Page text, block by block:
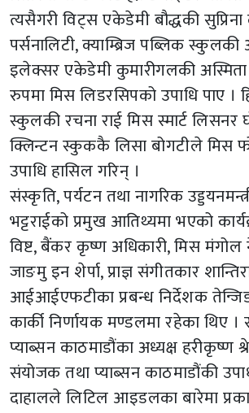
त्यसैगरी विट्स एकेडेमी बौद्धकी
पर्सनालिटी, क्याम्ब्रिज पब्लिक
इलेक्सर एकेडेमी कुमारीगलकी
रुपमा मिस लिडरसिपको उपाधि पाए ।
स्कुलकी रचना राई मिस स्मार्ट लिसनर
क्लिन्टन स्कुककै लिसा बोगटीले मिस
उपाधि हासिल गरिन् ।
संस्कृति, पर्यटन तथा नागरिक
भट्टराईको प्रमुख आतिथ्यमा भएको
विष्ट, बैंकर कृष्ण अधिकारी, मिस
जाङमु इन शेर्पा, प्राज्ञ संगीतकार
आईआईएफटीका प्रबन्ध निर्देशक
कार्की निर्णायक मण्डलमा रहेका थिए
प्याब्सन काठमाडौंका अध्यक्ष हरीकृष्ण
संयोजक तथा प्याब्सन काठमाडौंकी
दाहालले लिटिल आइडलका बारेमा